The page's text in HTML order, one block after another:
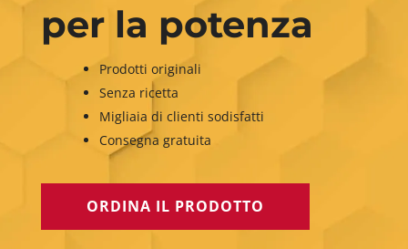
per la potenza
Prodotti originali
Senza ricetta
Migliaia di clienti sodisfatti
Consegna gratuita
ORDINA IL PRODOTTO